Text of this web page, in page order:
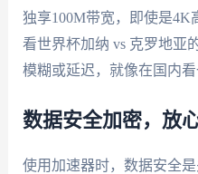
独享100M带宽，即使是4K
看世界杯加纳 vs 克罗地亚
模糊或延迟，就像在国内看
数据安全加密，放
使用加速器时，数据安全是